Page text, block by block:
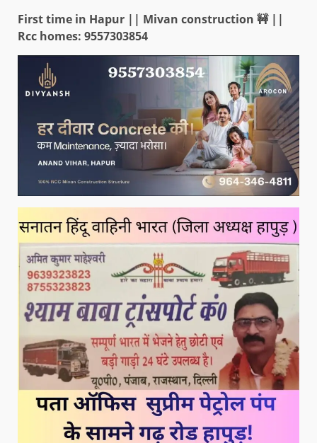
First time in Hapur || Mivan construction 🚧 ||
Rcc homes: 9557303854